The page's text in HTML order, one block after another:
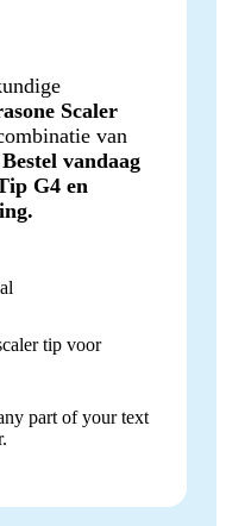
Scaler
van
Bestel vandaag
G4 en
tip voor
part of your text